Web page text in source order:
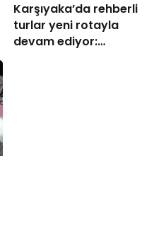
Karşıyaka’da rehberli
turlar yeni rotayla
devam ediyor: